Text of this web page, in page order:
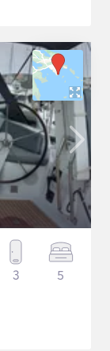
3 5